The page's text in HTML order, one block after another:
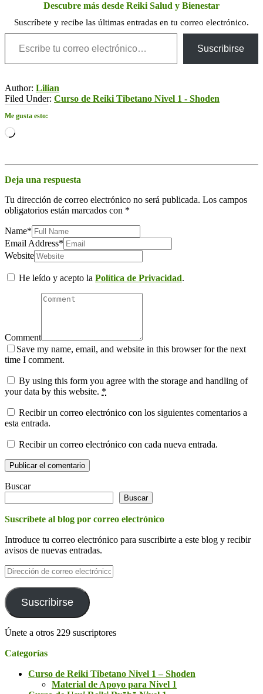
Descubre más desde Reiki Salud y Bienestar
Suscríbete y recibe las últimas entradas en tu correo electrónico.
Escribe tu correo electrónico…
Suscribirse
Author: Lilian
Filed Under: Curso de Reiki Tibetano Nivel 1 - Shoden
Me gusta esto:
Cargando...
Deja una respuesta
Tu dirección de correo electrónico no será publicada. Los campos
obligatorios están marcados con *
Name*
Email Address*
Website
He leído y acepto la Política de Privacidad.
Comment
Save my name, email, and website in this browser for the next
time I comment.
By using this form you agree with the storage and handling of
your data by this website. *
Recibir un correo electrónico con los siguientes comentarios a
esta entrada.
Recibir un correo electrónico con cada nueva entrada.
Buscar
Buscar
Suscríbete al blog por correo electrónico
Introduce tu correo electrónico para suscribirte a este blog y recibir
avisos de nuevas entradas.
Dirección
de
correo
electrónico
Suscribirse
Únete a otros 229 suscriptores
Categorías
Curso de Reiki Tibetano Nivel 1 – Shoden
Material de Apoyo para Nivel 1